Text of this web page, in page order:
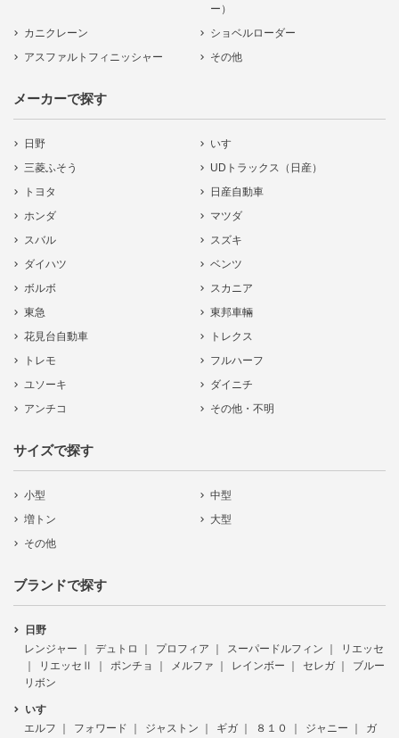
ー）
カニクレーン
ショベルローダー
アスファルトフィニッシャー
その他
メーカーで探す
日野
いすゞ
三菱ふそう
UDトラックス（日産）
トヨタ
日産自動車
ホンダ
マツダ
スバル
スズキ
ダイハツ
ベンツ
ボルボ
スカニア
東急
東邦車輛
花見台自動車
トレクス
トレモ
フルハーフ
ユソーキ
ダイニチ
アンチコ
その他・不明
サイズで探す
小型
中型
増トン
大型
その他
ブランドで探す
日野
レンジャー
デュトロ プロフィア スーパードルフィン
リエッセ
リエッセⅡ
ポンチョ メルファ レインボー セレガ
ブルー
リボン
いすゞ
エルフ
フォワード ジャストン ギガ ８１０ ジャニー
ガ